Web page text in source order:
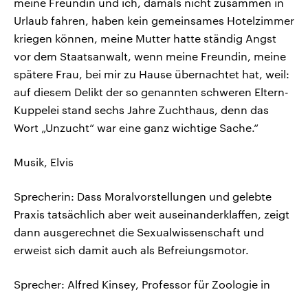
meine Freundin und ich, damals nicht zusammen in
Urlaub fahren, haben kein gemeinsames Hotelzimmer
kriegen können, meine Mutter hatte ständig Angst
vor dem Staatsanwalt, wenn meine Freundin, meine
spätere Frau, bei mir zu Hause übernachtet hat, weil:
auf diesem Delikt der so genannten schweren Eltern-
Kuppelei stand sechs Jahre Zuchthaus, denn das
Wort „Unzucht“ war eine ganz wichtige Sache.“
Musik, Elvis
Sprecherin: Dass Moralvorstellungen und gelebte
Praxis tatsächlich aber weit auseinanderklaffen, zeigt
dann ausgerechnet die Sexualwissenschaft und
erweist sich damit auch als Befreiungsmotor.
Sprecher: Alfred Kinsey, Professor für Zoologie in